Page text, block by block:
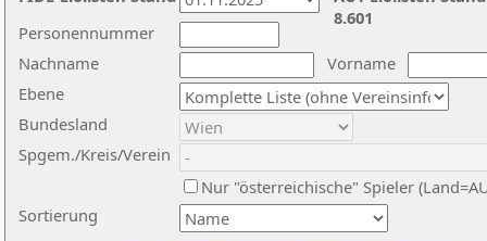
Nachname
Vorname
Ebene
Sortierung
Personennummer
Bundesland
Spgem./Kreis/Verein
Nur "österreichische" Spieler
8.601